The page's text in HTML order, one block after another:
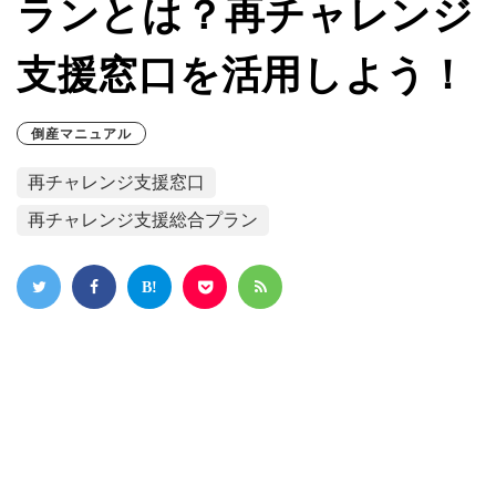
ランとは？再チャレンジ
支援窓口を活用しよう！
倒産マニュアル
再チャレンジ支援窓口
再チャレンジ支援総合プラン